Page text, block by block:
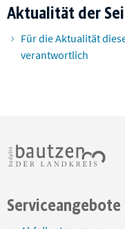
Aktualität der
Für die Aktualität
verantwortlich
Serviceangebote